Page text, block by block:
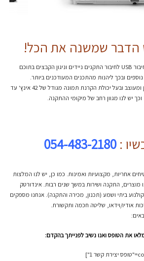
הדבר שמשנה את הכל!
המקרן מצויד ברמקול 5W ובחיבור USB לחיבור התקנים ניידים וניגון הקבצים בתוכם
ובכך ליהנות מהתכנים המעודכנים ביותר.
ה-EH-TW5300 הוא מקרן קטן ומעוצב ובעל יכולת הקרנת תמונה מגודל של 42 אינץ' עד
:
054-483-2180
אחריות, מקצועיות ואמינות. כמו כן, יש לנו המלצות
מוצרים, התקנה ושירות במשך שנים רבות. אינדורטק
ביתי ושמע (תכנון, מכירה והתקנה). אנחנו מספקים
אודיו/וידאו, שליטה חכמה ותקשורת.
את הטופס ואנו נשיב לפנייתך בהקדם: